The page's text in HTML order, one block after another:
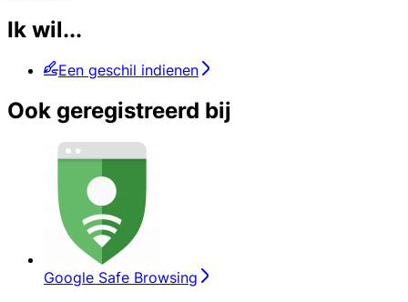
Ik wil...
Een geschil indienen
Ook geregistreerd bij
Google Safe Browsing